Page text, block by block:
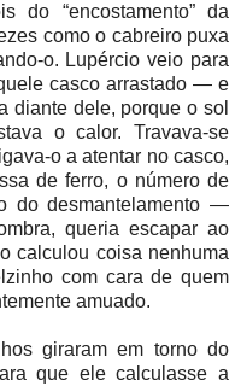
do “encostamento” da
como o cabreiro puxa
o. Lupércio veio para
casco arrastado — e
diante dele, porque o sol
o calor. Travava-se
o a atentar no casco,
de ferro, o número de
do desmantelamento —
queria escapar ao
calculou coisa nenhuma
com cara de quem
amuado.
giraram em torno do
que ele calculasse a